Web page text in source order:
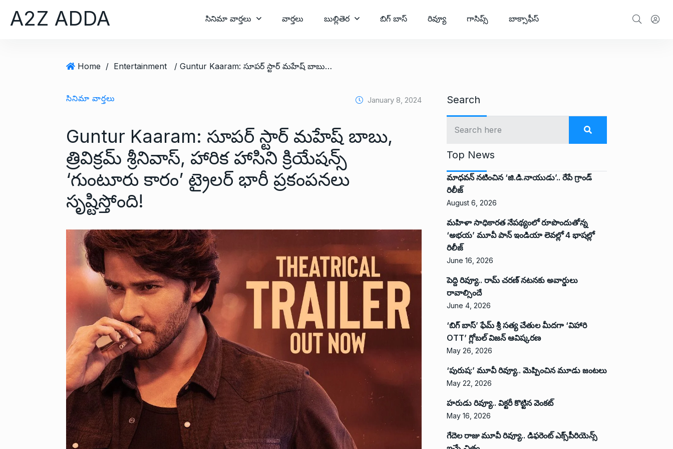
A2Z ADDA సినిమా వార్తలు వార్తలు బుల్లితెర బిగ్ బాస్ రివ్యూ గాసిప్స్ బాక్సాఫీస్
Home / Entertainment / Guntur Kaaram: సూపర్ స్టార్ మహేష్ బాబు, త్రివిక్రమ్ శ్రీనివాస్, హారిక హాసిని క్రియేషన్స్ ‘గుంటూరు కారం’ ట్రైలర్ భారీ ప్రకంపనలు సృష్టిస్తోంది!
సినిమా వార్తలు January 8, 2024
Guntur Kaaram: సూపర్ స్టార్ మహేష్ బాబు,
త్రివిక్రమ్ శ్రీనివాస్, హారిక హాసిని క్రియేషన్స్
‘గుంటూరు కారం’ ట్రైలర్ భారీ ప్రకంపనలు
సృష్టిస్తోంది!
Search
Top News
మాధవన్ నటించిన ‘జి.డి.నాయుడు’.. రేపే గ్రాండ్
రిలీజ్
August 6, 2026
మహిళా సాధికారత నేపథ్యంలో రూపొందుతోన్న
‘అభ‌య‌’ మూవీ పాన్ ఇండియా లెవ‌ల్లో 4 భాష‌ల్లో
రిలీజ్
June 16, 2026
పెద్ది రివ్యూ.. రామ్ చరణ్ నటనకు అవార్డులు
రావాల్సిందే
June 4, 2026
‘బిగ్ బాస్’ ఫేమ్ శ్రీ సత్య చేతుల మీదగా ‘విహారి
OTT’ గ్లోబల్ విజన్ ఆవిష్కరణ
May 26, 2026
‘పురుష:’ మూవీ రివ్యూ.. మెప్పించిన మూడు జంటలు
May 22, 2026
హరుడు రివ్యూ.. విక్టరీ కొట్టిన వెంకట్
May 16, 2026
గేదెల రాజు మూవీ రివ్యూ.. డిఫరెంట్ ఎక్స్‌పీరియెన్స్